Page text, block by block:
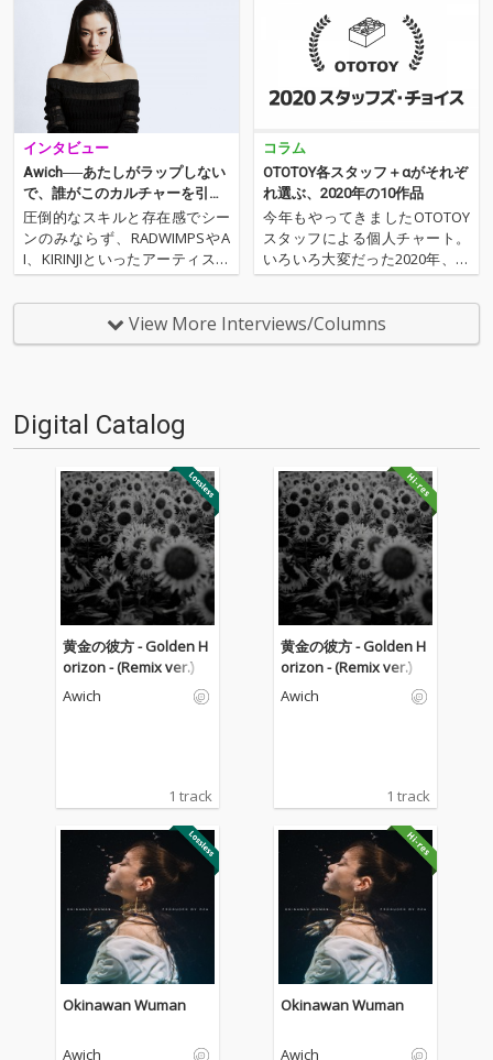
インタビュー
Awich──あたしがラップしない
で、誰がこのカルチャーを引っ
張っていけるんだ
圧倒的なスキルと存在感でシー
ンのみならず、RADWIMPSやA
I、KIRINJIといったアーティスト
からもラヴコールを受け共演を
果たすなど目覚ましい活躍を遂
げるラッパー、Awich。2020年
から活動の場をメジャーに移
コラム
OTOTOY各スタッフ＋αがそれぞ
れ選ぶ、2020年の10作品
今年もやってきましたOTOTOY
スタッフによる個人チャート。
いろいろ大変だった2020年、な
にを聴いてOTOTOYを作ってい
たのか？ 今年は新人、梶野に加
えてインターン、そしてコント
リビューター枠としていろいろ
View More Interviews/Columns
Digital Catalog
黄金の彼方 - Golden H
orizon - (Remix ver.)
Awich
1 track
黄金の彼方 - Golden H
orizon - (Remix ver.)
Awich
1 track
Okinawan Wuman
Awich
Okinawan Wuman
Awich